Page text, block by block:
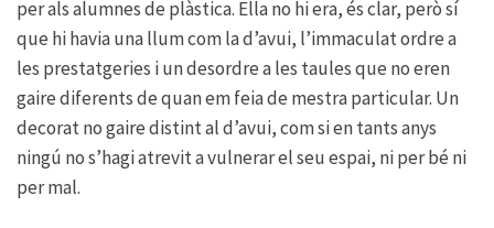
per als alumnes de plàstica. Ella no hi era, és clar, però sí
que hi havia una llum com la d’avui, l’immaculat ordre a
les prestatgeries i un desordre a les taules que no eren
gaire diferents de quan em feia de mestra particular. Un
decorat no gaire distint al d’avui, com si en tants anys
ningú no s’hagi atrevit a vulnerar el seu espai, ni per bé ni
per mal.